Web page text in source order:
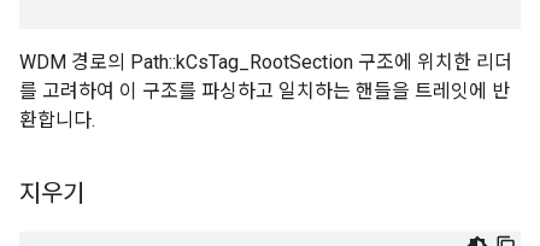
WDM 경로의 Path::kCsTag_RootSection 구조에 위치한 리더
를 고려하여 이 구조를 파싱하고 일치하는 핸들을 트레잇에 반
환합니다.
지우기